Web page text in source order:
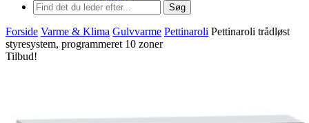
Søg
Forside Varme & Klima Gulvvarme Pettinaroli Pettinaroli trådløst
styresystem, programmeret 10 zoner
Tilbud!